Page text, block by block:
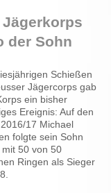
der Sohn
Schießen
Jägercorps gab
ein bisher
Ereignis: Auf den
17 Michael
folgte sein Sohn
mit 50 von 50
Ringen als Sieger